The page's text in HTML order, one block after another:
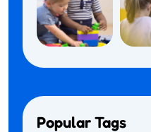
Popular Tags